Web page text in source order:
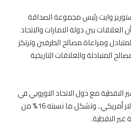
وايت رئيس مجموعة الصداقة
أن العلاقات بين دولة الامارات والاتحاد
ومراعاة مصالح الطرفين وترتكز
المتبادلة والعلاقات التاريخية
النفطية مع دول الاتحاد الاوروبي في
عام 2014 حوالي 70 مليار دولار أمريكي.. وتشكل ما نسبته 16% من
غير النفطية.